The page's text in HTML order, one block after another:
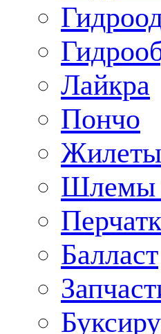
Лайкра
Пончо
Жилеты
Шлемы
Балласт